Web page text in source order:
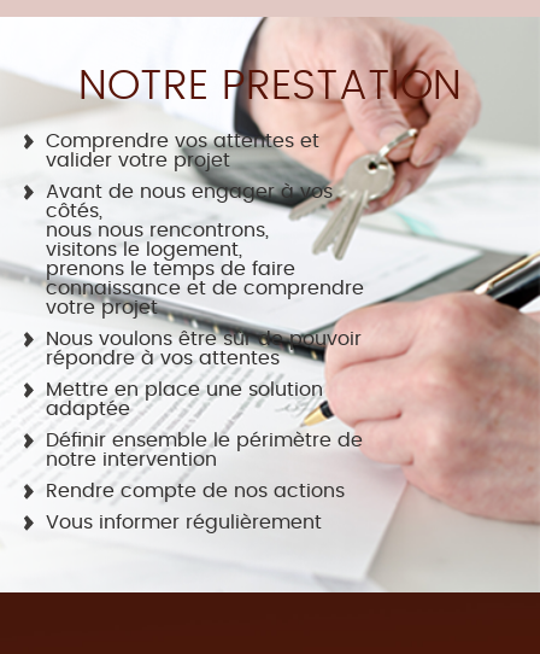
NOTRE PRESTATION
Comprendre vos attentes et
valider votre projet
Avant de nous engager à vos
côtés,
nous nous rencontrons,
visitons le logement,
prenons le temps de faire
connaissance et de comprendre
votre projet
Nous voulons être sûr de pouvoir
répondre à vos attentes
Mettre en place une solution
adaptée
Définir ensemble le périmètre de
notre intervention
Rendre compte de nos actions
Vous informer régulièrement